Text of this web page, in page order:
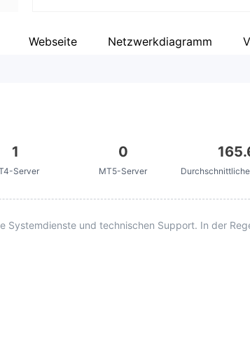
Webseite Netzwerkdiagramm
1
Server
0
MT5-Server
Systemdienste und technischen Support. In der